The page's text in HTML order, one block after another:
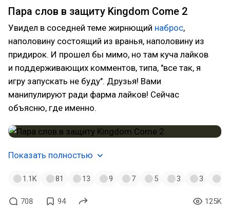
Пара слов в защиту Kingdom Come 2
Увидел в соседней теме жирнющий наброс,
наполовину состоящий из вранья, наполовину из
придирок. И прошел бы мимо, но там куча лайков
и поддерживающих комментов, типа, "все так, я
игру запускать не буду". Друзья! Вами
манипулируют ради фарма лайков! Сейчас
объясню, где именно.
Показать полностью
1.1K 81 13 9 7 5 3 3
708 94 125K